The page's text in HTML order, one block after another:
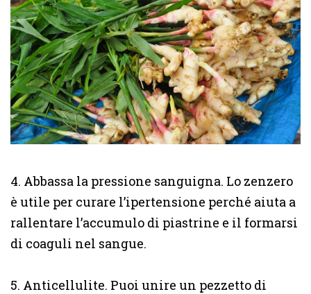
4. Abbassa la pressione sanguigna. Lo zenzero
è utile per curare l’ipertensione perché aiuta a
rallentare l’accumulo di piastrine e il formarsi
di coaguli nel sangue.
5. Anticellulite. Puoi unire un pezzetto di